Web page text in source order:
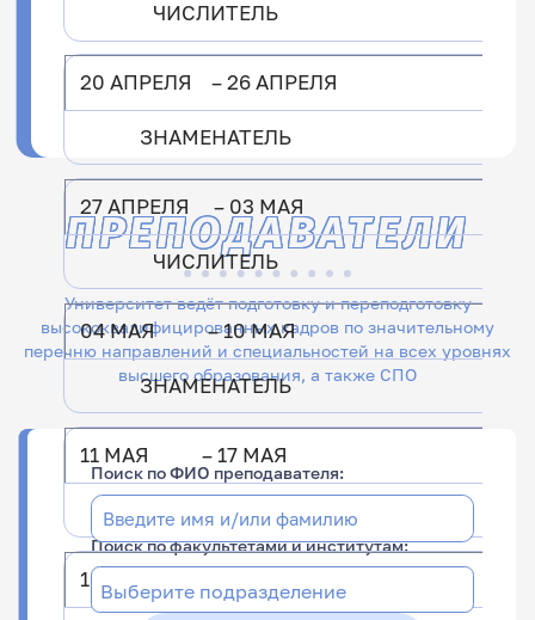
ЧИСЛИТЕЛЬ
20 АПРЕЛЯ – 26 АПРЕЛЯ
ЗНАМЕНАТЕЛЬ
27 АПРЕЛЯ – 03 МАЯ
ЧИСЛИТЕЛЬ
04 МАЯ – 10 МАЯ
ЗНАМЕНАТЕЛЬ
11 МАЯ – 17 МАЯ
ЧИСЛИТЕЛЬ
18 МАЯ – 24 МАЯ
Университет ведёт подготовку и переподготовку
высококвалифицированных кадров по значительному
перечню направлений и специальностей на всех уровнях
высшего образования, а также СПО
ПРЕПОДАВАТЕЛИ
Поиск по ФИО преподавателя:
Поиск по факультетами и институтам: